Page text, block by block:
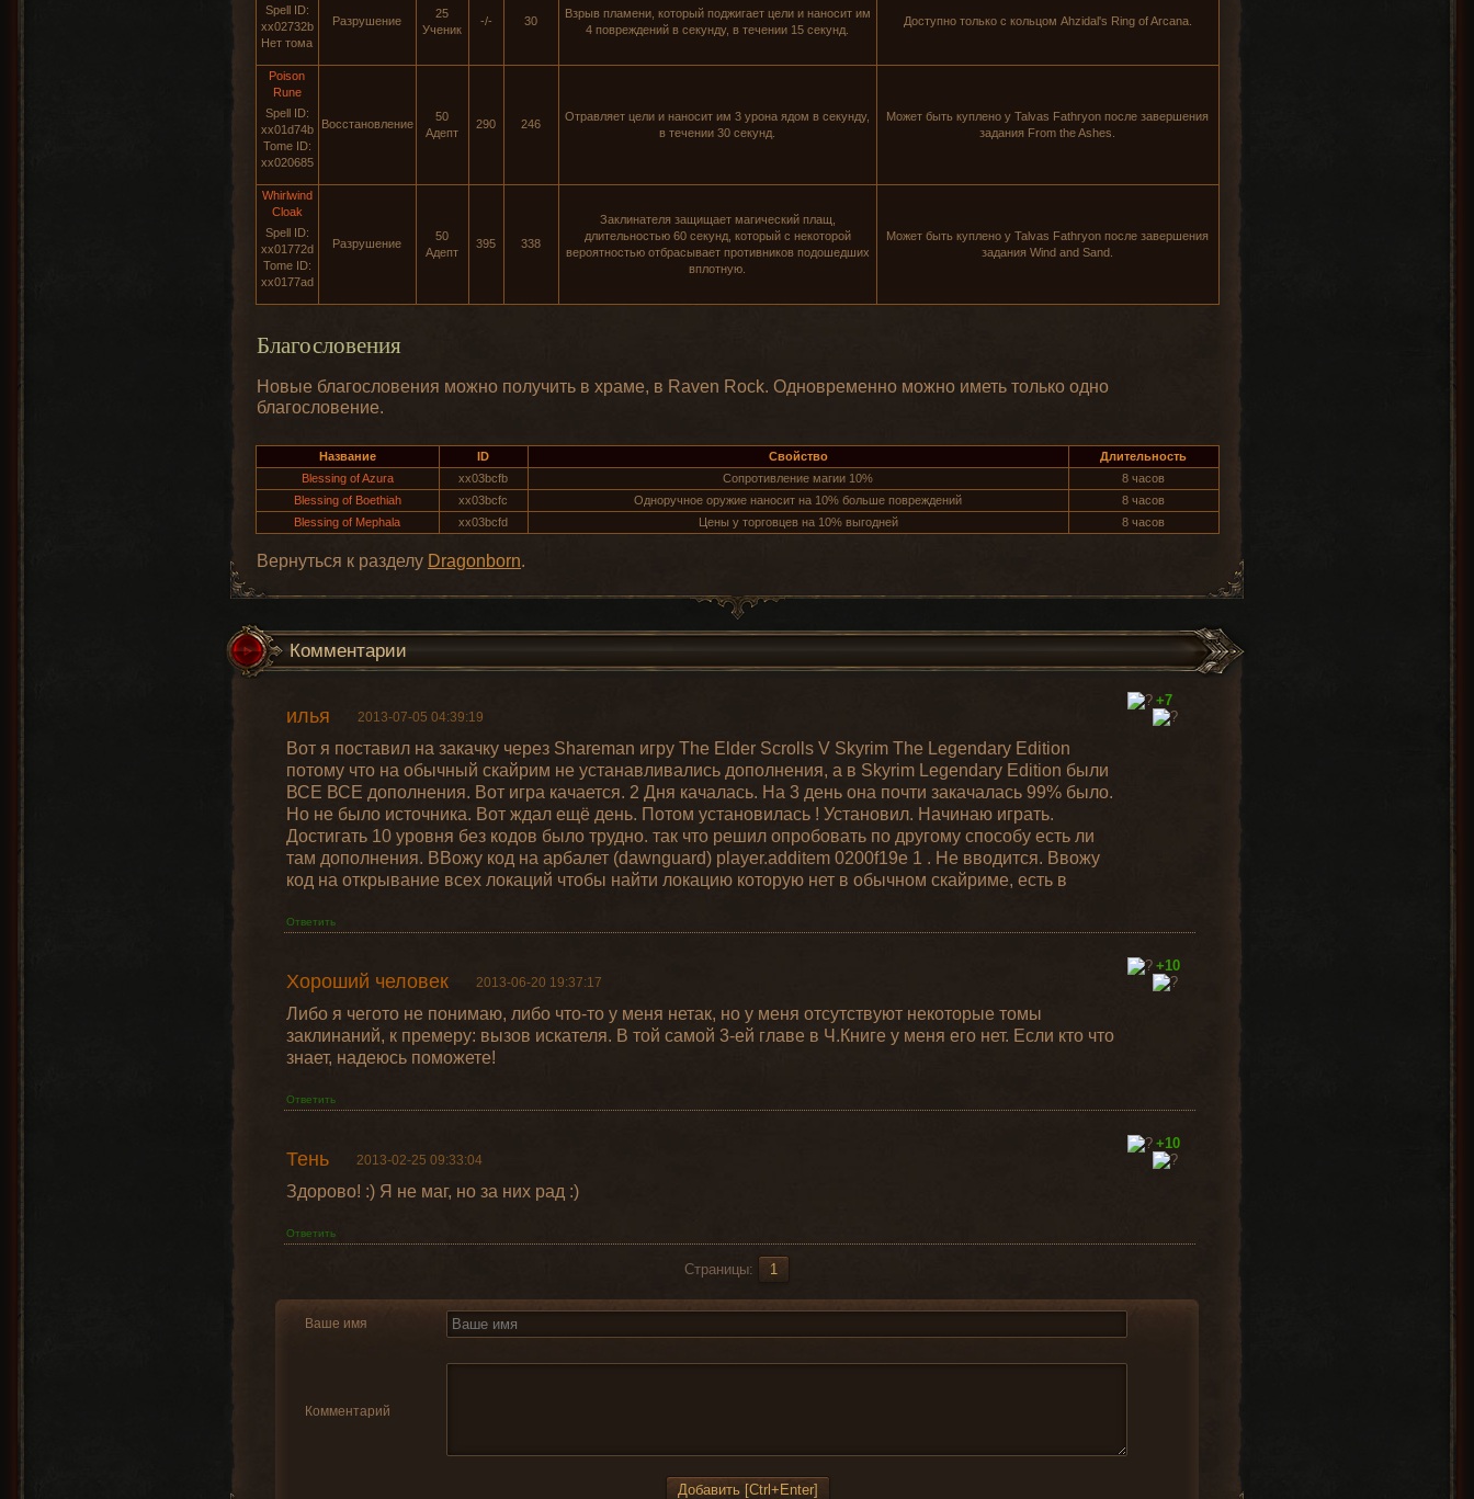
Spell ID:
xx02732b
Нет тома
Разрушение
25
Ученик
-/- 30
Взрыв пламени, который поджигает цели и наносит им
4 повреждений в секунду, в течении 15 секунд.
Доступно только с кольцом Ahzidal's Ring of Arcana.
Poison
Rune
Spell ID:
xx01d74b
Tome ID:
xx020685
Восстановление
50
Адепт
290 246
Отравляет цели и наносит им 3 урона ядом в секунду,
в течении 30 секунд.
Может быть куплено у Talvas Fathryon после завершения
задания From the Ashes
Whirlwind
Cloak
Spell ID:
xx01772d
Tome ID:
xx0177ad
Разрушение
50
Адепт
395 338
Заклинателя защищает магический плащ,
длительностью 60 секунд, который с некоторой
вероятностью отбрасывает противников подошедших
вплотную.
Может быть куплено у Talvas Fathryon после завершения
задания Wind and Sand
Благословения
Новые благословения можно получить в храме, в Raven Rock. Одновременно можно иметь только одно
благословение.
Название ID Свойство
Длительность
Blessing of Azura
xx03bcfb Сопротивление магии 10%
8 часов
Blessing of Boethiah
xx03bcfc Одноручное оружие наносит на 10% больше повреждений
8 часов
Blessing of Mephala
xx03bcfd Цены у торговцев на 10% выгодней 8 часов
Вернуться к разделу Dragonborn.
Комментарии
илья 2013-07-05 04:39:19
Вот я поставил на закачку через Shareman игру The Elder Scrolls V Skyrim The Legendary Edition
потому что на обычный скайрим не устанавливались дополнения, а в Skyrim Legendary Edition были
ВСЕ ВСЕ дополнения. Вот игра качается. 2 Дня качалась. На 3 день она почти закачалась 99% было.
Но не было источника. Вот ждал ещё день. Потом установилась ! Установил. Начинаю играть.
Достигать 10 уровня без кодов было трудно. так что решил опробовать по другому способу есть ли
там дополнения. ВВожу код на арбалет (dawnguard) player.additem 0200f19e 1 . Не вводится. Ввожу
код на открывание всех локаций чтобы найти локацию которую нет в обычном скайриме, есть в
Ответить
+7
Хороший человек 2013-06-20 19:37:17
Либо я чегото не понимаю, либо что-то у меня нетак, но у меня отсутствуют некоторые томы
заклинаний, к премеру: вызов искателя. В той самой 3-ей главе в Ч.Книге у меня его нет. Если кто что
знает, надеюсь поможете!
Ответить
+10
Тень 2013-02-25 09:33:04
Здорово! :) Я не маг, но за них рад :)
Ответить
+10
Страницы: 1
Ваше имя
Комментарий